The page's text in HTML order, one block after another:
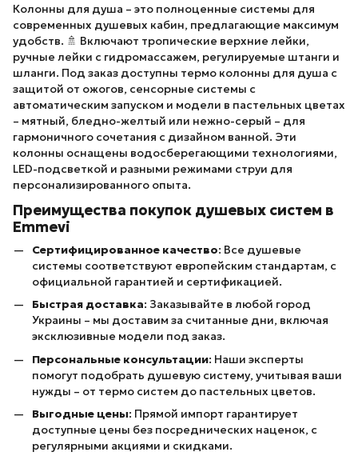
Колонны для душа – это полноценные системы для
современных душевых кабин, предлагающие максимум
удобств. 🚿 Включают тропические верхние лейки,
ручные лейки с гидромассажем, регулируемые штанги и
шланги. Под заказ доступны термо колонны для душа с
защитой от ожогов, сенсорные системы с
автоматическим запуском и модели в пастельных цветах
– мятный, бледно-желтый или нежно-серый – для
гармоничного сочетания с дизайном ванной. Эти
колонны оснащены водосберегающими технологиями,
LED-подсветкой и разными режимами струи для
персонализированного опыта.
Преимущества покупок душевых систем в
Emmevi
Сертифицированное качество: Все душевые
системы соответствуют европейским стандартам, с
официальной гарантией и сертификацией.
Быстрая доставка: Заказывайте в любой город
Украины – мы доставим за считанные дни, включая
эксклюзивные модели под заказ.
Персональные консультации: Наши эксперты
помогут подобрать душевую систему, учитывая ваши
нужды – от термо систем до пастельных цветов.
Выгодные цены: Прямой импорт гарантирует
доступные цены без посреднических наценок, с
регулярными акциями и скидками.